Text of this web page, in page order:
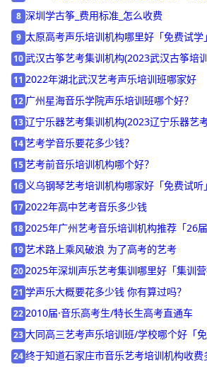
7 2023年哈尔滨最好的音乐艺考学校「考前
8 深圳学古筝_费用标准_怎么收费
9 太原高考声乐培训机构哪里好「免费试学
10 武汉古筝艺考集训机构(2023武汉古筝培训
11 2022年湖北武汉艺考声乐培训班哪家好
12广州星海音乐学院声乐培训班哪个好？
13辽宁乐器艺考集训机构(2023辽宁乐器艺
14艺考学音乐要花多少钱？
15 艺考前音乐培训机构哪个好？
16 义乌钢琴艺考培训机构哪家好「免费试听」
17 2022年高中艺考音乐多少钱
182025年广州艺考音乐培训机构推荐「26届
19 艺术路上乘风破浪 为了高考的艺考
20 2025年深圳声乐艺考集训哪里好「集训营
21 学声乐大概要花多少钱 你有算过吗？
222010届·音乐高考生/特长生高考直通车
23大同高三艺考声乐培训班/学校哪个好「免